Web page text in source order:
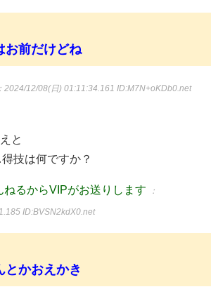
お前だけどね
：2024/12/08(日) 01:11:34.161 ID:M7N+oKDb0.net
と
技は何ですか？
ねるからVIPがお送りします ：
ID:BVSN2kdX0.net
とかおえかき